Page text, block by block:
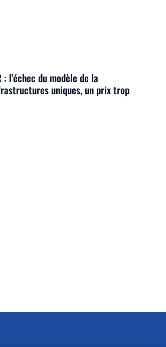
l’échec du modèle de la
uniques, un prix trop